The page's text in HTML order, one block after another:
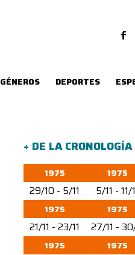
GÉNEROS DEPORTES
+ DE LA CRONOLOGÍA
1975
29/10 - 5/11
1975
5/11 - 11/
1975
21/11 - 23/11
1975
27/11 -
1975 1975